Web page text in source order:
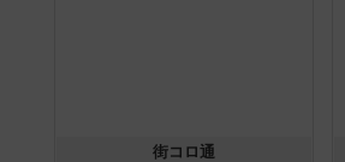
街コロ通